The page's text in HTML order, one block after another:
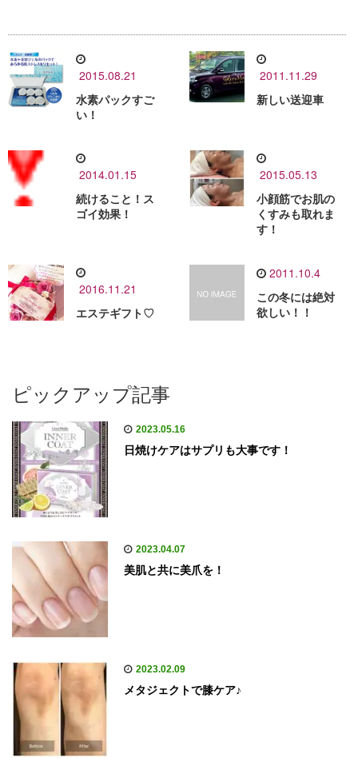
2015.08.21
水素パックすご
い！
2011.11.29
新しい送迎車
2014.01.15
続けること！ス
ゴイ効果！
2015.05.13
小顔筋でお肌の
くすみも取れま
す！
2016.11.21
エステギフト♡
2011.10.4
この冬には絶対
欲しい！！
ピックアップ記事
2023.05.16
日焼けケアはサプリも大事です！
2023.04.07
美肌と共に美爪を！
2023.02.09
メタジェクトで膝ケア♪